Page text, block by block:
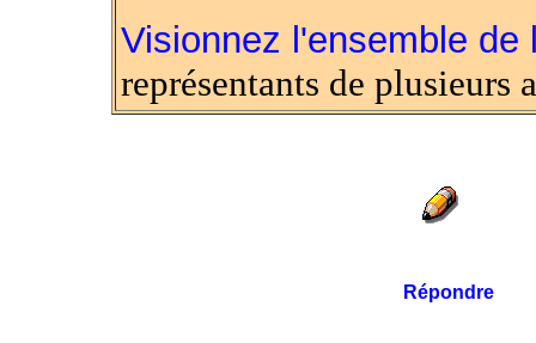
Visionnez l'ensemble de
représentants de plusieurs
Répondre